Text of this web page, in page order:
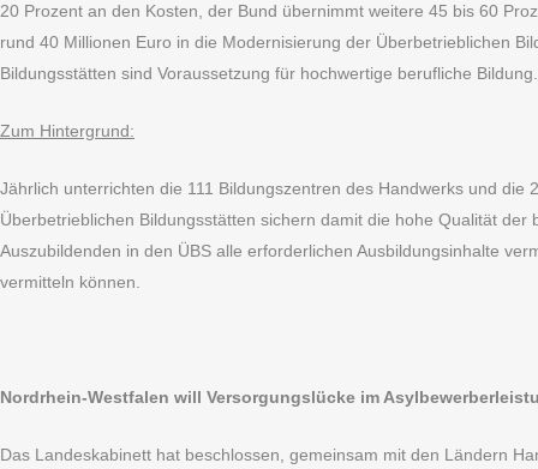
20 Prozent an den Kosten, der Bund übernimmt weitere 45 bis 60
rund 40 Millionen Euro in die Modernisierung der Überbetrieblichen
Bildungsstätten sind Voraussetzung für hochwertige berufliche Bildung.
Zum Hintergrund:
Jährlich unterrichten die 111 Bildungszentren des Handwerks und
Überbetrieblichen Bildungsstätten sichern damit die hohe Qualität
Auszubildenden in den ÜBS alle erforderlichen Ausbildungsinhalte
vermitteln können.
Nordrhein-Westfalen will Versorgungslücke im
Das Landeskabinett hat beschlossen, gemeinsam mit den Ländern